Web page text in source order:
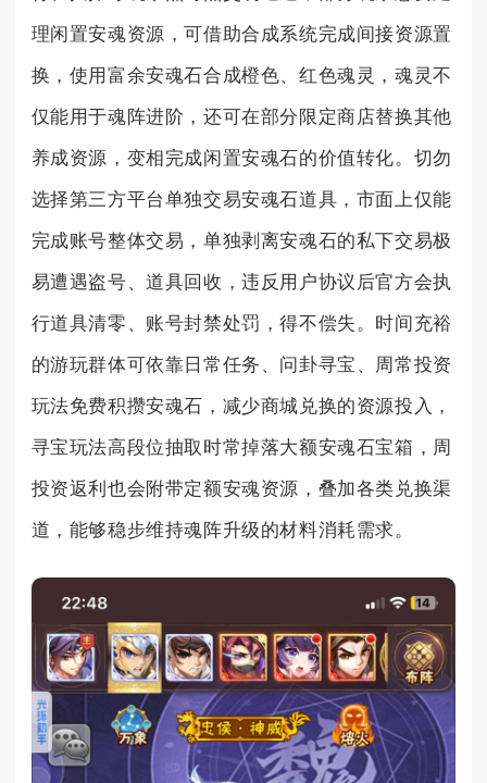
理闲置安魂资源，可借助合成系统完成间接资源置
换，使用富余安魂石合成橙色、红色魂灵，魂灵不
仅能用于魂阵进阶，还可在部分限定商店替换其他
养成资源，变相完成闲置安魂石的价值转化。切勿
选择第三方平台单独交易安魂石道具，市面上仅能
完成账号整体交易，单独剥离安魂石的私下交易极
易遭遇盗号、道具回收，违反用户协议后官方会执
行道具清零、账号封禁处罚，得不偿失。时间充裕
的游玩群体可依靠日常任务、问卦寻宝、周常投资
玩法免费积攒安魂石，减少商城兑换的资源投入，
寻宝玩法高段位抽取时常掉落大额安魂石宝箱，周
投资返利也会附带定额安魂资源，叠加各类兑换渠
道，能够稳步维持魂阵升级的材料消耗需求。